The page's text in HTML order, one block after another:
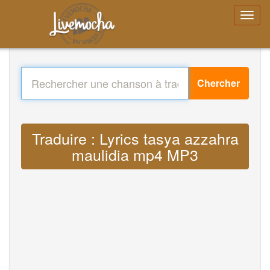
Chercher
Traduire : Lyrics tasya azzahra
maulidia mp4 MP3